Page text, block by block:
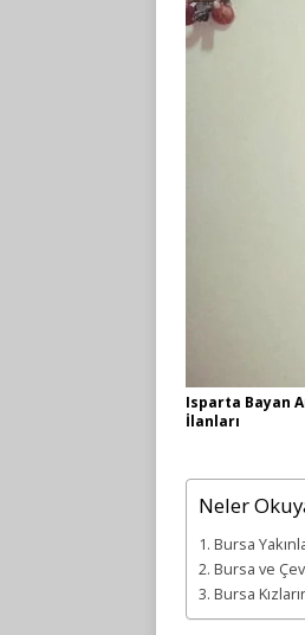
Isparta Bayan
İlanları
Neler
Bursa
Bursa ve
Bursa